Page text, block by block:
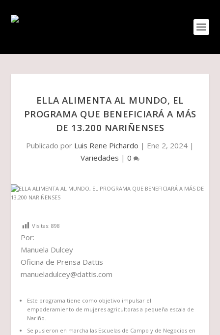
ELLA ALIMENTA AL MUNDO, EL
PROGRAMA QUE BENEFICIARÁ A MÁS
DE 13.200 NARIÑENSES
Publicado por Luis Rene Pichardo | Ene 2, 2024 |
Variedades | 0
Visitas: 898
Por:
Manuela Dulcey
Oficina de Prensa Dattis
manueladulcey@dattis.com
Este programa tiene como objetivo impulsar el
empoderamiento de mujeres agricultoras a pequeña escala de
Nariño.
Se pusieron en marcha las Escuelas de Campo y de Negocios en